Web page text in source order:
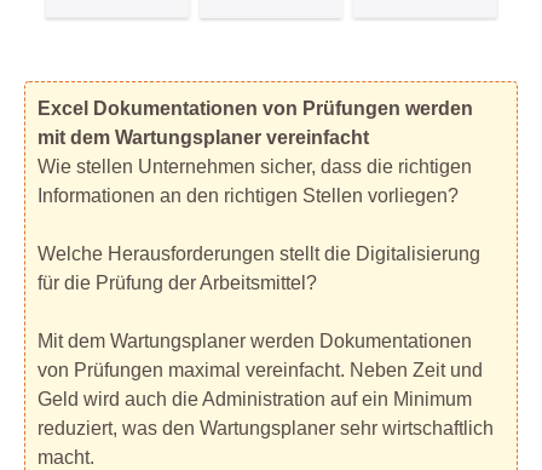
Excel Dokumentationen von Prüfungen werden
mit dem Wartungsplaner vereinfacht
Wie stellen Unternehmen sicher, dass die richtigen
Informationen an den richtigen Stellen vorliegen?
Welche Herausforderungen stellt die Digitalisierung
für die Prüfung der Arbeitsmittel?
Mit dem Wartungsplaner werden Dokumentationen
von Prüfungen maximal vereinfacht. Neben Zeit und
Geld wird auch die Administration auf ein Minimum
reduziert, was den Wartungsplaner sehr wirtschaftlich
macht.